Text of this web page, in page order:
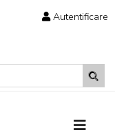
Autentificare